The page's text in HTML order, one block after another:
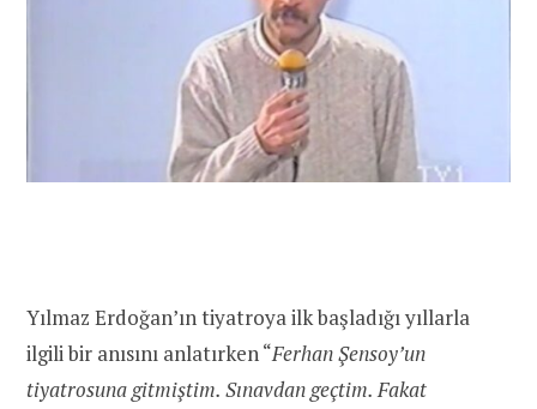
Yılmaz Erdoğan’ın tiyatroya ilk başladığı yıllarla
ilgili bir anısını anlatırken “Ferhan Şensoy’un
tiyatrosuna gitmiştim. Sınavdan geçtim. Fakat